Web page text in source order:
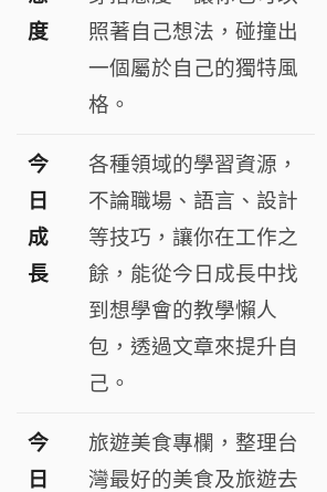
度
照著自己想法，碰撞出
一個屬於自己的獨特風
格。
今
日
成
長
各種領域的學習資源，
不論職場、語言、設計
等技巧，讓你在工作之
餘，能從今日成長中找
到想學會的教學懶人
包，透過文章來提升自
己 。
今
日
旅遊美食專欄，整理台
灣最好的美食及旅遊去